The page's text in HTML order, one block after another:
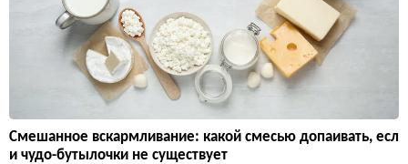
Смешанное вскармливание: какой смесью допаивать, есл
и чудо-бутылочки не существует